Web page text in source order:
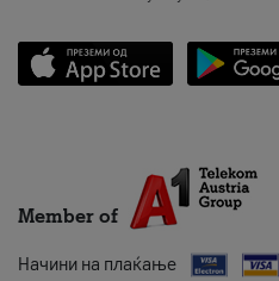
Member of
Начини на плаќање